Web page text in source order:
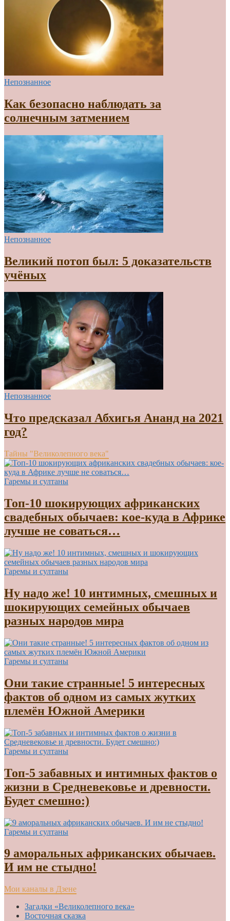
Непознанное
Как безопасно наблюдать за
солнечным затмением
Непознанное
Великий потоп был: 5 доказательств
учёных
Непознанное
Что предсказал Абхигья Ананд на 2021
год?
Тайны "Великолепного века"
Гаремы и султаны
Топ-10 шокирующих африканских
свадебных обычаев: кое-куда в Африке
лучше не соваться…
Гаремы и султаны
Ну надо же! 10 интимных, смешных и
шокирующих семейных обычаев
разных народов мира
Гаремы и султаны
Они такие странные! 5 интересных
фактов об одном из самых жутких
племён Южной Америки
Гаремы и султаны
Топ-5 забавных и интимных фактов о
жизни в Средневековье и древности.
Будет смешно:)
Гаремы и султаны
9 аморальных африканских обычаев.
И им не стыдно!
Мои каналы в Дзене
Загадки «Великолепного века»
Восточная сказка